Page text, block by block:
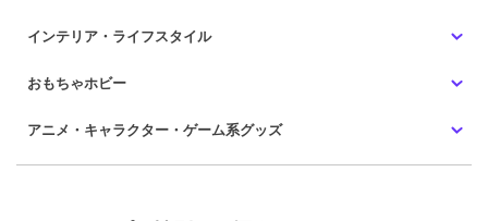
インテリア・ライフスタイル
おもちゃホビー
アニメ・キャラクター・ゲーム系グッズ